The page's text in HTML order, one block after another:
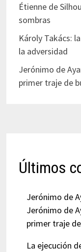
Étienne de
sombras
Károly Takács:
la adversidad
Jerónimo de
primer traje de
Últimos
Jerónimo de
Jerónimo de
primer traje
La ejecución